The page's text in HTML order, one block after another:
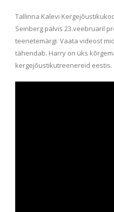
Tallinna Kalevi
Seinberg pälvis 23.veebruaril
teenetemärgi. Vaata videost
tähendab. Harry on üks
kergejõustikutreenereid eestis.